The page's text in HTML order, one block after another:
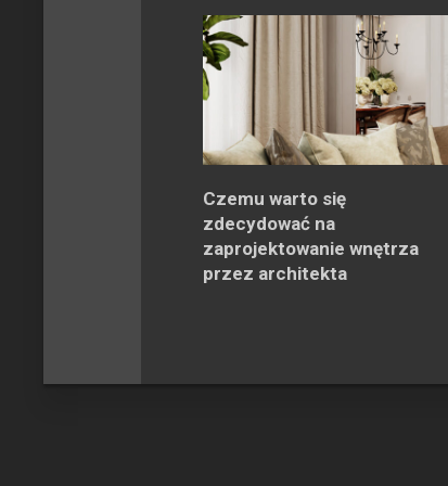
Czemu warto się
zdecydować na
zaprojektowanie wnętrza
przez architekta